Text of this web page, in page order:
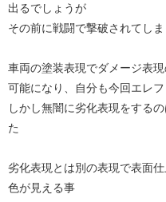
出るでしょうが
その前に戦闘で撃破されてし
車両の塗装表現でダメージ表
可能になり、自分も今回エレフ
しかし無闇に劣化表現をする
た
劣化表現とは別の表現で表面
色が見える事